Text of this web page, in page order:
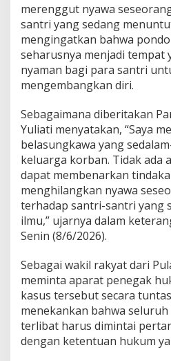
L
o
m
b
o
k
:
e
a
k
u
H
r
u
s
h
u
k
u
m
,
J
a
merenggut nyawa
santri yang sedang
mengingatkan bahwa
seharusnya menjadi tempat
nyaman bagi para santri
mengembangkan diri.
Sebagaimana diberitakan
Yuliati menyatakan, “Saya
belasungkawa yang
keluarga korban. Tidak ada
dapat membenarkan
menghilangkan nyawa
terhadap santri-santri yang
ilmu,” ujarnya dalam
Senin (8/6/2026).
Sebagai wakil rakyat dari
meminta aparat penegak
kasus tersebut secara
menekankan bahwa
terlibat harus dimintai
dengan ketentuan hukum